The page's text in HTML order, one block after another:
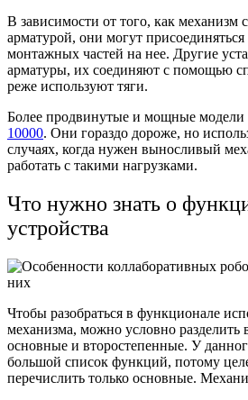
В зависимости от того, как механизм
арматурой, они могут
монтажных частей на нее. Другие
арматуры, их соединяют с помощью
реже используют тяги.
Более продвинутые и мощные
10000. Они гораздо дороже, но
случаях, когда нужен выносливый
работать с такими нагрузками.
Что нужно знать о
устройства
Чтобы разобраться в функционале
механизма, можно условно разделить
основные и второстепенные. У
большой список функций, потому
перечислить только основные.